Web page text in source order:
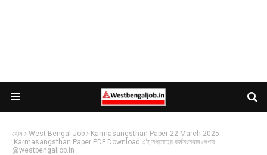
হোম West Bengal Job
Karmasangsthan Paper 22 March 2025
,Karmasangsthan Paper PDF Download এই সপ্তাহের কর্মসংস্থান পেপার
@westbengaljob.in